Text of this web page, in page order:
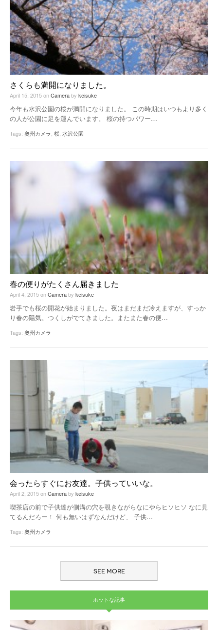
さくらも満開になりました。
April 15, 2015onCameraby keisuke
今年も水沢公園の桜が満開になりました。 この時期はいつもより多く
の人が公園に足を運んでいます。 桜の持つパワー…
Tags: 奥州カメラ, 桜, 水沢公園
春の便りがたくさん届きました
April 4, 2015onCameraby keisuke
岩手でも桜の開花が始まりました。夜はまだまだ冷えますが、すっか
り春の陽気。つくしがでてきました。またまた春の便…
Tags: 奥州カメラ
会ったらすぐにお友達。子供っていいな。
April 2, 2015onCameraby keisuke
喫茶店の前で子供達が側溝の穴を覗きながらなにやらヒソヒソ なに見
てるんだろー！ 何も無いはずなんだけど、 子供…
Tags: 奥州カメラ
SEE MORE
ホットな記事